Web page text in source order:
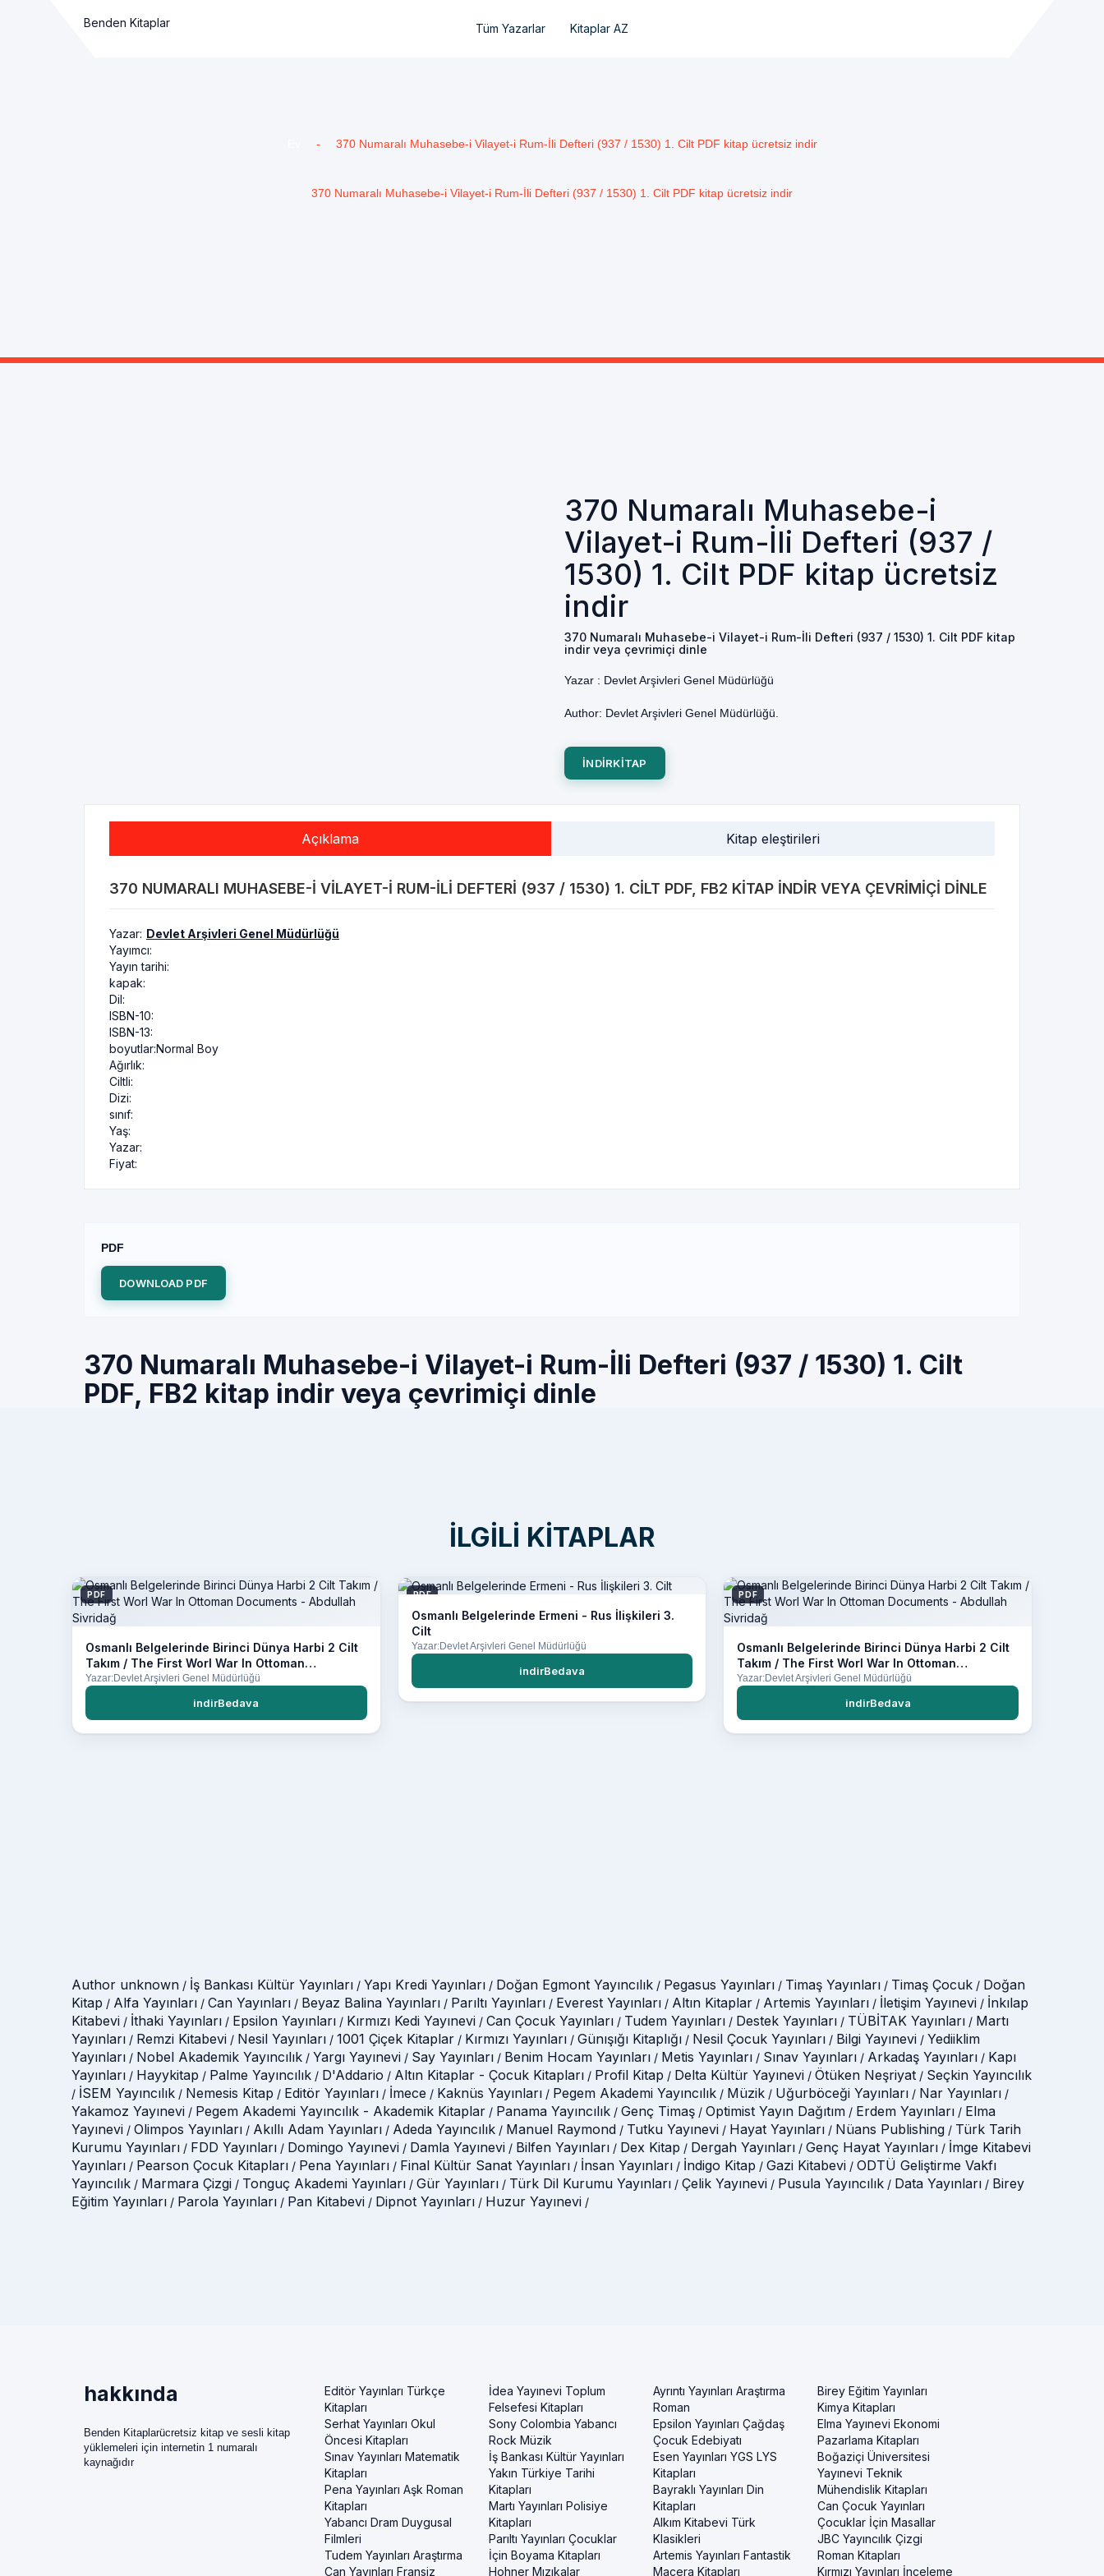
Benden Kitaplar Tüm Yazarlar Kitaplar AZ
- 370 Numaralı Muhasebe-i Vilayet-i Rum-İli Defteri (937 / 1530) 1. Cilt PDF kitap ücretsiz indir
370 Numaralı Muhasebe-i Vilayet-i Rum-İli Defteri (937 / 1530) 1. Cilt PDF kitap ücretsiz indir
370 Numaralı Muhasebe-i
Vilayet-i Rum-İli Defteri (937 /
1530) 1. Cilt PDF kitap ücretsiz
indir
370 Numaralı Muhasebe-i Vilayet-i Rum-İli Defteri (937 / 1530) 1. Cilt PDF kitap
indir veya çevrimiçi dinle
Yazar : Devlet Arşivleri Genel Müdürlüğü
Author: Devlet Arşivleri Genel Müdürlüğü.
INDIRKITAP
Açıklama Kitap eleştirileri
370 NUMARALI MUHASEBE-I VILAYET-I RUM-İLI DEFTERI (937 / 1530) 1. CILT PDF, FB2 KITAP INDIR VEYA ÇEVRIMIÇI DINLE
Yazar: Devlet Arşivleri Genel Müdürlüğü
Yayımcı:
Yayın tarihi:
kapak:
Dil:
ISBN-10:
ISBN-13:
boyutlar:Normal Boy
Ağırlık:
Ciltli:
Dizi:
sınıf:
Yaş:
Yazar:
Fiyat:
PDF
DOWNLOAD PDF
370 Numaralı Muhasebe-i Vilayet-i Rum-İli Defteri (937 / 1530) 1. Cilt
PDF, FB2 kitap indir veya çevrimiçi dinle
İLGILI KITAPLAR
PDF
Osmanlı Belgelerinde Birinci Dünya Harbi 2 Cilt
Takım / The First Worl War In Ottoman
Documents - Abdullah Sivridağ
Yazar:Devlet Arşivleri Genel Müdürlüğü
indirBedava
PDF
Osmanlı Belgelerinde Ermeni - Rus İlişkileri 3.
Cilt
Yazar:Devlet Arşivleri Genel Müdürlüğü
indirBedava
PDF
Osmanlı Belgelerinde Birinci Dünya Harbi 2 Cilt
Takım / The First Worl War In Ottoman
Documents - Abdullah Sivridağ
Yazar:Devlet Arşivleri Genel Müdürlüğü
indirBedava
Author unknown / İş Bankası Kültür Yayınları / Yapı Kredi Yayınları / Doğan Egmont Yayıncılık / Pegasus Yayınları / Timaş Yayınları / Timaş Çocuk / Doğan
Kitap / Alfa Yayınları / Can Yayınları / Beyaz Balina Yayınları / Parıltı Yayınları / Everest Yayınları / Altın Kitaplar / Artemis Yayınları / İletişim Yayınevi / İnkılap
Kitabevi / İthaki Yayınları / Epsilon Yayınları / Kırmızı Kedi Yayınevi / Can Çocuk Yayınları / Tudem Yayınları / Destek Yayınları / TÜBİTAK Yayınları / Martı
Yayınları / Remzi Kitabevi / Nesil Yayınları / 1001 Çiçek Kitaplar / Kırmızı Yayınları / Günışığı Kitaplığı / Nesil Çocuk Yayınları / Bilgi Yayınevi / Yediiklim
Yayınları / Nobel Akademik Yayıncılık / Yargı Yayınevi / Say Yayınları / Benim Hocam Yayınları / Metis Yayınları / Sınav Yayınları / Arkadaş Yayınları / Kapı
Yayınları / Hayykitap / Palme Yayıncılık / D'Addario / Altın Kitaplar - Çocuk Kitapları / Profil Kitap / Delta Kültür Yayınevi / Ötüken Neşriyat / Seçkin Yayıncılık
/ İSEM Yayıncılık / Nemesis Kitap / Editör Yayınları / İmece / Kaknüs Yayınları / Pegem Akademi Yayıncılık / Müzik / Uğurböceği Yayınları / Nar Yayınları /
Yakamoz Yayınevi / Pegem Akademi Yayıncılık - Akademik Kitaplar / Panama Yayıncılık / Genç Timaş / Optimist Yayın Dağıtım / Erdem Yayınları / Elma
Yayınevi / Olimpos Yayınları / Akıllı Adam Yayınları / Adeda Yayıncılık / Manuel Raymond / Tutku Yayınevi / Hayat Yayınları / Nüans Publishing / Türk Tarih
Kurumu Yayınları / FDD Yayınları / Domingo Yayınevi / Damla Yayınevi / Bilfen Yayınları / Dex Kitap / Dergah Yayınları / Genç Hayat Yayınları / İmge Kitabevi
Yayınları / Pearson Çocuk Kitapları / Pena Yayınları / Final Kültür Sanat Yayınları / İnsan Yayınları / İndigo Kitap / Gazi Kitabevi / ODTÜ Geliştirme Vakfı
Yayıncılık / Marmara Çizgi / Tonguç Akademi Yayınları / Gür Yayınları / Türk Dil Kurumu Yayınları / Çelik Yayınevi / Pusula Yayıncılık / Data Yayınları / Birey
Eğitim Yayınları / Parola Yayınları / Pan Kitabevi / Dipnot Yayınları / Huzur Yayınevi /
hakkında
Benden Kitaplarücretsiz kitap ve sesli kitap
yüklemeleri için internetin 1 numaralı
kaynağıdır
Editör Yayınları Türkçe
Kitapları
Serhat Yayınları Okul
Öncesi Kitapları
Sınav Yayınları Matematik
Kitapları
Pena Yayınları Aşk Roman
Kitapları
Yabancı Dram Duygusal
Filmleri
Tudem Yayınları Araştırma
Can Yayınları Fransiz
İdea Yayınevi Toplum
Felsefesi Kitapları
Sony Colombia Yabancı
Rock Müzik
İş Bankası Kültür Yayınları
Yakın Türkiye Tarihi
Kitapları
Martı Yayınları Polisiye
Kitapları
Parıltı Yayınları Çocuklar
İçin Boyama Kitapları
Hohner Mızıkalar
Ayrıntı Yayınları Araştırma
Roman
Epsilon Yayınları Çağdaş
Çocuk Edebiyatı
Esen Yayınları YGS LYS
Kitapları
Bayraklı Yayınları Din
Kitapları
Alkım Kitabevi Türk
Klasikleri
Artemis Yayınları Fantastik
Macera Kitapları
Birey Eğitim Yayınları
Kimya Kitapları
Elma Yayınevi Ekonomi
Pazarlama Kitapları
Boğaziçi Üniversitesi
Yayınevi Teknik
Mühendislik Kitapları
Can Çocuk Yayınları
Çocuklar İçin Masallar
JBC Yayıncılık Çizgi
Roman Kitapları
Kırmızı Yayınları İnceleme